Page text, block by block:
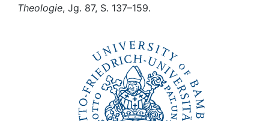
Help
Theologie, Jg. 87, S. 137–159.